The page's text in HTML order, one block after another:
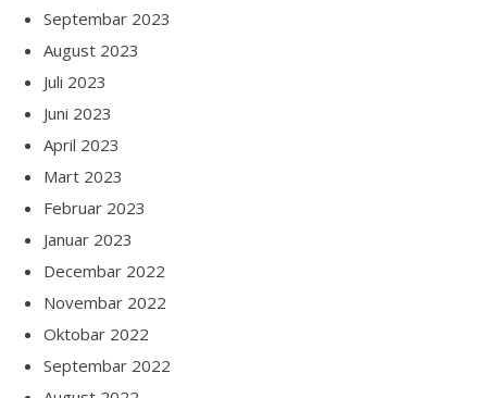
Septembar 2023
August 2023
Juli 2023
Juni 2023
April 2023
Mart 2023
Februar 2023
Januar 2023
Decembar 2022
Novembar 2022
Oktobar 2022
Septembar 2022